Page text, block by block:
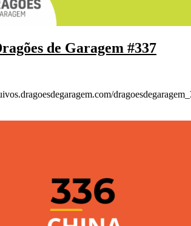
de Garagem #337